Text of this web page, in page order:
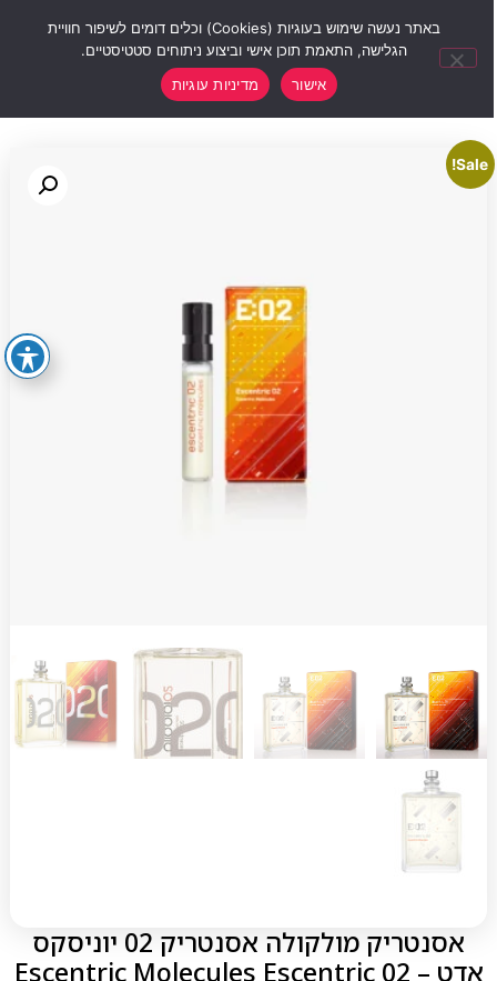
Sale!
אסנטריק מולקולה אסנטריק 02 יוניסקס
אדט – Escentric Molecules Escentric 02
באתר נעשה שימוש בעוגיות (Cookies) וכלים דומים לשיפור חוויית
הגלישה, התאמת תוכן אישי וביצוע ניתוחים סטטיסטיים.
אישור
מדיניות עוגיות